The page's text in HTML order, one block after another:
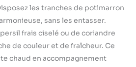
les tranches de potimarron
sans les entasser.
frais ciselé ou de coriandre
de couleur et de fraîcheur. Ce
chaud en accompagnement